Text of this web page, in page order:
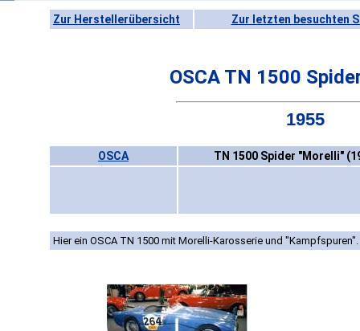
Zur Herstellerübersicht Zur letzten besuchten
OSCA TN 1500
1955
OSCA TN 1500 Spider "Morelli"
Hier ein OSCA TN 1500 mit Morelli-Karosserie und "Kampfspuren".